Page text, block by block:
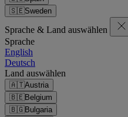
🇸🇪Sweden
Sprache & Land auswählen
Sprache
English
Deutsch
Land auswählen
🇦🇹Austria
🇧🇪Belgium
🇧🇬Bulgaria